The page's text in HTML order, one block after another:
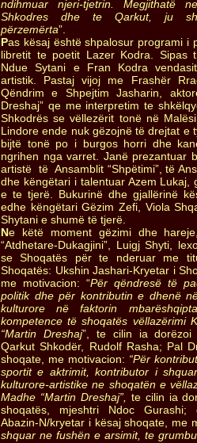
ndihmuar njeri-tjetrin. Megjithatë
Shkodres dhe te Qarkut, ju
përzemërta”.
Pas kësaj është shpalosur programi i
libretit te poetit Lazer Kodra. Sipas
Ndue Sytani e Fran Kodra
artistik. Pastaj vijoj me Frashër
Qëndrim e Shpejtim Jasharin,
Dreshaj” qe me interpretim te
Shkodrës se vëllezërit tonë në
Lindore ende nuk gëzojnë të drejtat e
bijtë tonë po i burgos horri dhe
ngrihen nga varret. Janë prezantuar
artistë të Ansamblit “Shpëtimi”, të
dhe këngëtari i talentuar Azem Lukaj,
e te tjerë. Bukurinë dhe gjallërinë
edhe këngëtari Gëzim Zefi, Viola
Shytani e shumë të tjerë.
Ne këtë moment gëzimi dhe
“Atdhetare-Dukagjini”, Luigj Shyti,
se Shoqatës për te nderuar me
Shoqatës: Ukshin Jashari-Kryetar i
me motivacion: “Për qëndresë të
politik dhe për kontributin e dhenë
kulturore në faktorin
kompetence të shoqatës vëllazërimi
“Martin Dreshaj”, te cilin ia dorëzoi
Qarkut Shkodër, Rudolf Rasha; Pal
shoqate, me motivacion: “Për
sportit e aktrimit, kontributor i
kulturore-artistike ne shoqatën e
Madhe “Martin Dreshaj”, te cilin ia
shoqatës, mjeshtri Ndoc Gurashi;
Abazin-N/kryetar i kësaj shoqate, me
shquar ne fushën e arsimit, te